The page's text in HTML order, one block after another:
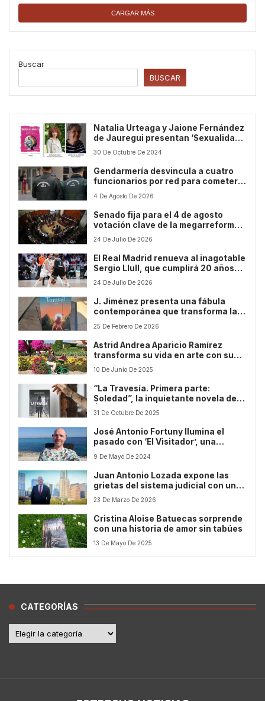
CARGAR MÁS
Buscar
BUSCAR
Natalia Urteaga y Jaione Fernández
de Jauregui presentan ‘Sexualidad.
El arte de unir y crear’: una
humana
30 De Octubre De 2024
Gendarmería desvincula a cuatro
funcionarios por red para cometer
delitos en Santiago 1
4 De Agosto De 2026
Senado fija para el 4 de agosto
votación clave de la megarreforma
de Reconstrucción Nacional
24 De Julio De 2026
El Real Madrid renueva al inagotable
Sergio Llull, que cumplirá 20 años
de blanco
24 De Julio De 2026
J. Jiménez presenta una fábula
contemporánea que transforma la
adversidad en esperanza
25 De Febrero De 2026
Astrid Andrea Aparicio Ramírez
transforma su vida en arte con su
primer libro ilustrado
10 De Junio De 2025
“La Travesía. Primera parte:
Soledad”, la inquietante novela de
Ángel Monje Bermúdez que explora
tiempo
31 De Octubre De 2025
José Antonio Fortuny Ilumina el
pasado con ‘El Visitador’, una
novelística reveladora del siglo XVIII
9 De Mayo De 2024
Juan Antonio Lozada expone las
grietas del sistema judicial con una
obra impactante y necesaria
23 De Marzo De 2026
Cristina Aloise Batuecas sorprende
con una historia de amor sin tabúes
13 De Mayo De 2025
CATEGORÍAS